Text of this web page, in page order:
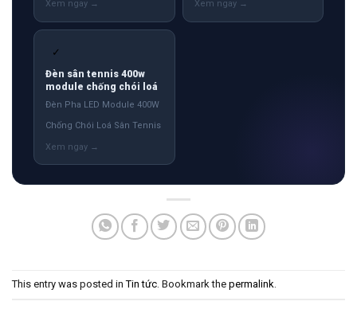
✓
Đèn sân tennis 400w
module chống chói loá
Đèn Pha LED Module 400W
Chống Chói Loá Sân Tennis
This entry was posted inTin tức . Bookmark the permalink